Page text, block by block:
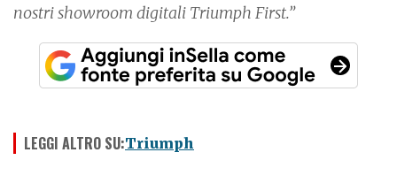
nostri showroom digitali Triumph First.”
LEGGI ALTRO SU:Triumph